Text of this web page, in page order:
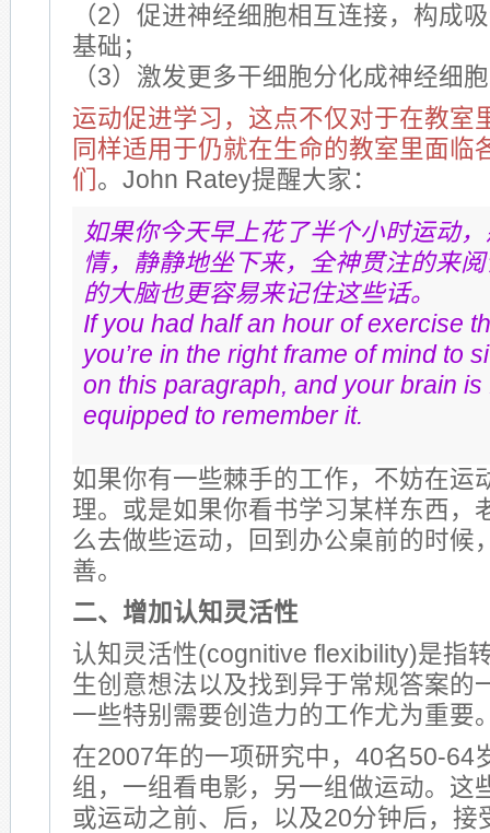
（2）促进神经细胞相互连接，构成
基础；
（3）激发更多干细胞分化成神经细
运动促进学习，这点不仅对于在教室
同样适用于仍就在生命的教室里面临
们 。John Ratey提醒大家：
如果你今天早上花了半个小时运动
情，静静地坐下来，全神贯注的来
的大脑也更容易来记住这些话。
If you had half an hour of exercise
you’re in the right frame of mind to
on this paragraph, and your brain is
equipped to remember it.
如果你有一些棘手的工作，不妨在运
理。或是如果你看书学习某样东西，
么去做些运动，回到办公桌前的时候
善。
二、增加认知灵活性
认知灵活性(cognitive flexibility)是指
生创意想法以及找到异于常规答案的
一些特别需要创造力的工作尤为重要
在2007年的一项研究中，40名50-64
组，一组看电影，另一组做运动。这
或运动之前、后，以及20分钟后，接